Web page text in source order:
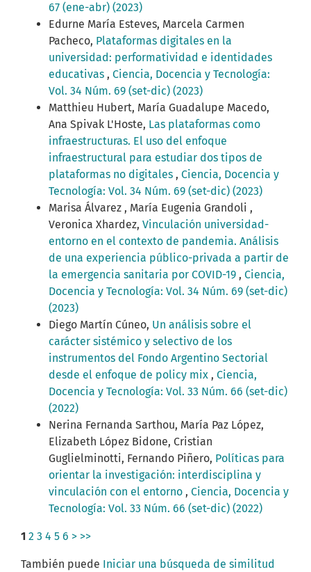
67 (ene-abr) (2023)
Edurne María Esteves, Marcela Carmen
Pacheco, Plataformas digitales en la
universidad: performatividad e identidades
educativas , Ciencia, Docencia y Tecnología:
Vol. 34 Núm. 69 (set-dic) (2023)
Matthieu Hubert, María Guadalupe Macedo,
Ana Spivak L'Hoste, Las plataformas como
infraestructuras. El uso del enfoque
infraestructural para estudiar dos tipos de
plataformas no digitales , Ciencia, Docencia y
Tecnología: Vol. 34 Núm. 69 (set-dic) (2023)
Marisa Álvarez , María Eugenia Grandoli ,
Veronica Xhardez, Vinculación universidad-
entorno en el contexto de pandemia. Análisis
de una experiencia público-privada a partir de
la emergencia sanitaria por COVID-19 , Ciencia,
Docencia y Tecnología: Vol. 34 Núm. 69 (set-dic)
(2023)
Diego Martín Cúneo, Un análisis sobre el
carácter sistémico y selectivo de los
instrumentos del Fondo Argentino Sectorial
desde el enfoque de policy mix , Ciencia,
Docencia y Tecnología: Vol. 33 Núm. 66 (set-dic)
(2022)
Nerina Fernanda Sarthou, María Paz López,
Elizabeth López Bidone, Cristian
Guglielminotti, Fernando Piñero, Políticas para
orientar la investigación: interdisciplina y
vinculación con el entorno , Ciencia, Docencia y
Tecnología: Vol. 33 Núm. 66 (set-dic) (2022)
1 2 3 4 5 6 > >>
También puede Iniciar una búsqueda de similitud